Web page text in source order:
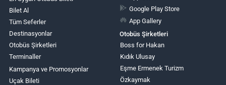
Bilet Al
Tüm Seferler
Destinasyonlar
Otobüs Şirketleri
Terminaller
Kampanya ve Promosyonlar
Uçak Bileti
Google Play Store
App Gallery
Otobüs Şirketleri
Boss for Hakan
Kıdık Ulusay
Eşme Ermenek Turizm
Özkaymak